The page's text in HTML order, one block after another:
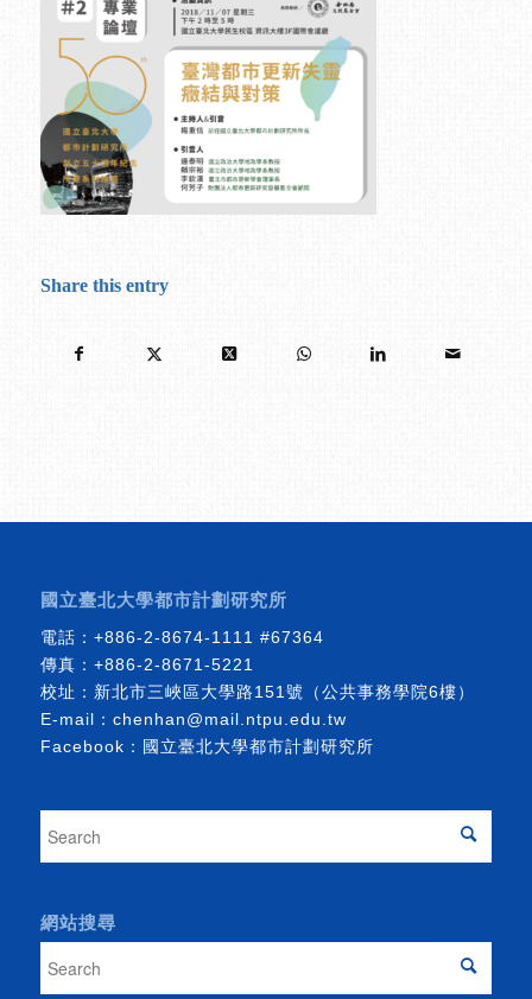
Share this entry
國立臺北大學都市計劃研究所
電話： +886-2-8674-1111 #67364
傳真：+886-2-8671-5221
校址：新北市三峽區大學路151號（公共事務學院6樓）
E-mail： chenhan@mail.ntpu.edu.tw
Facebook： 國立臺北大學都市計劃研究所
網站搜尋